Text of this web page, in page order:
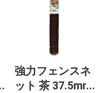
強力フェンスネ
ット 茶 37.5mm